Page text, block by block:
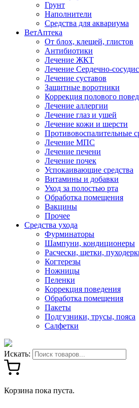
Грунт
Наполнители
Средства для аквариума
ВетАптека
От блох, клещей, глистов
Антибиотики
Лечение ЖКТ
Лечение Сердечно-
Лечение суставов
Защитные воротники
Коррекция полового
Лечение аллергии
Лечение глаз и ушей
Лечение кожи и шерсти
Противовоспалительные
Лечение МПС
Лечение печени
Лечение почек
Успокаивающие средства
Витамины и добавки
Уход за полостью рта
Обработка помещения
Вакцины
Прочее
Средства ухода
Фурминаторы
Шампуни, кондиционеры
Расчески, щетки,
Когтерезы
Ножницы
Пеленки
Коррекция поведения
Обработка помещения
Пакеты
Подгузники, трусы, пояса
Салфетки
Искать:
Корзина пока пуста.